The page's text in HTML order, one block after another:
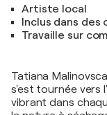
Artiste local
Inclus dans
Travaille sur
Tatiana
s'est tournée vers
vibrant dans